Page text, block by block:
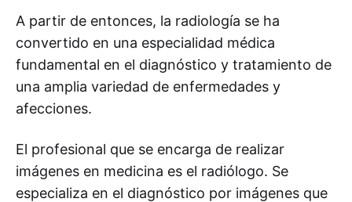
A partir de entonces, la radiología se ha
convertido en una especialidad médica
fundamental en el diagnóstico y tratamiento de
una amplia variedad de enfermedades y
afecciones.
El profesional que se encarga de realizar
imágenes en medicina es el radiólogo. Se
especializa en el diagnóstico por imágenes que